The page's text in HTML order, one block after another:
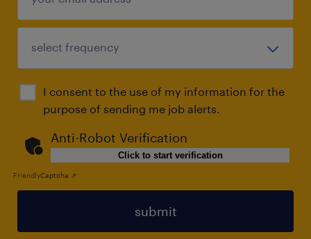
I consent to the use of my information for the
purpose of sending me job alerts.
Anti-Robot Verification
Click to start verification
FriendlyCaptcha ⇗
submit